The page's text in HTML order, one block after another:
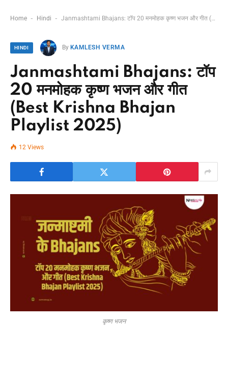
Home - Hindi - Janmashtami Bhajans: टॉप 20 मनमोहक कृष्ण भजन और गीत (Best Krishna Bhajan Playlist 2025)
HINDI By KAMLESH VERMA
Janmashtami Bhajans: टॉप
20 मनमोहक कृष्ण भजन और गीत
(Best Krishna Bhajan
Playlist 2025)
12 Views
कृष्ण भजन